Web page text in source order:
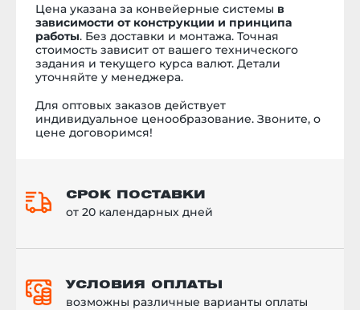
Цена указана за конвейерные системы в
зависимости от конструкции и принципа
работы. Без доставки и монтажа. Точная
стоимость зависит от вашего технического
задания и текущего курса валют. Детали
уточняйте у менеджера.
Для оптовых заказов действует
индивидуальное ценообразование. Звоните, о
цене договоримся!
СРОК ПОСТАВКИ
от 20 календарных дней
УСЛОВИЯ ОПЛАТЫ
возможны различные варианты оплаты